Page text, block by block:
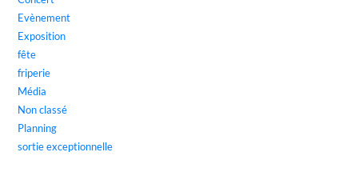
Evènement
Exposition
fête
friperie
Média
Non classé
Planning
sortie exceptionnelle